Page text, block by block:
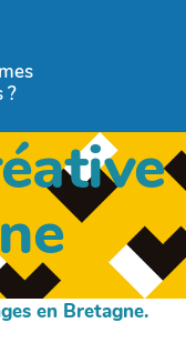
?
en Bretagne.